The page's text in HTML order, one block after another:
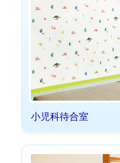
小児科待合室